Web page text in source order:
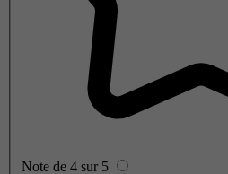
Note de 4 sur 5